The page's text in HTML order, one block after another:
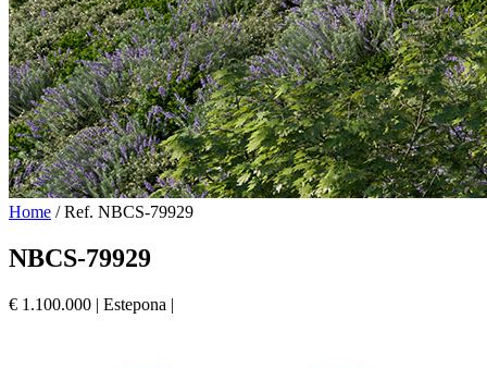
Home / Ref. NBCS-79929
NBCS-79929
€ 1.100.000 | Estepona |